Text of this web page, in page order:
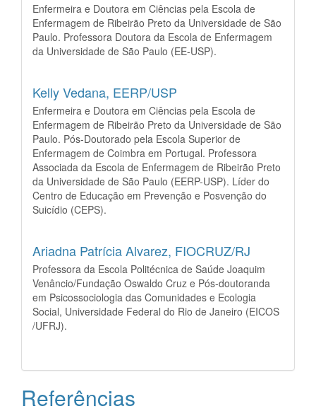
Enfermeira e Doutora em Ciências pela Escola de
Enfermagem de Ribeirão Preto da Universidade de São
Paulo. Professora Doutora da Escola de Enfermagem
da Universidade de São Paulo (EE-USP).
Kelly Vedana, EERP/USP
Enfermeira e Doutora em Ciências pela Escola de
Enfermagem de Ribeirão Preto da Universidade de São
Paulo. Pós-Doutorado pela Escola Superior de
Enfermagem de Coimbra em Portugal. Professora
Associada da Escola de Enfermagem de Ribeirão Preto
da Universidade de São Paulo (EERP-USP). Líder do
Centro de Educação em Prevenção e Posvenção do
Suicídio (CEPS).
Ariadna Patrícia Alvarez, FIOCRUZ/RJ
Professora da Escola Politécnica de Saúde Joaquim
Venâncio/Fundação Oswaldo Cruz e Pós-doutoranda
em Psicossociologia das Comunidades e Ecologia
Social, Universidade Federal do Rio de Janeiro (EICOS
/UFRJ).
Referências